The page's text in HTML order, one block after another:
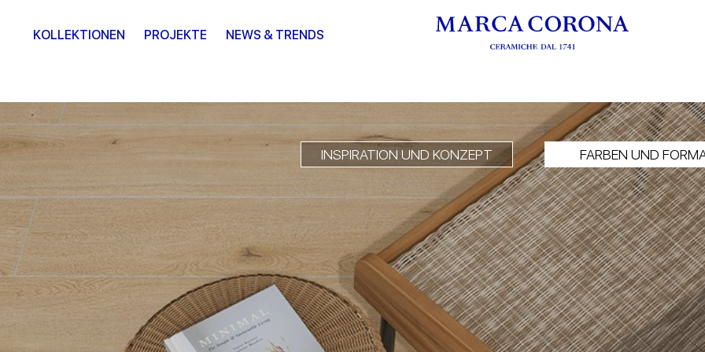
KOLLEKTIONEN PROJEKTE NEWS & TRENDS
INSPIRATION UND KONZEPT FARBEN UND